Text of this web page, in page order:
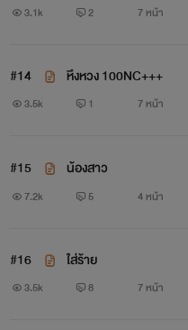
3.1k 2 7 หน้า
#14 หึงหวง 100NC+++
3.5k 1 7 หน้า
#15 น้องสาว
7.2k 5 4 หน้า
#16 ใส่ร้าย
3.5k 8 7 หน้า